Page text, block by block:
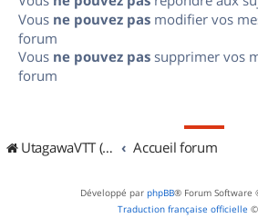
Vous ne pouvez pas modifier vos
forum
Vous ne pouvez pas supprimer vos
forum
UtagawaVTT (Randos VTT et VTTAE avec traces GPS) Accueil forum
Développé par phpBB® Forum Software
Traduction française officielle ©